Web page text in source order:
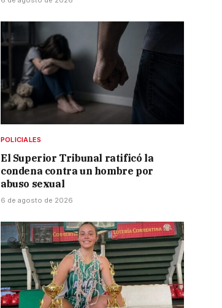
POLICIALES
El Superior Tribunal ratificó la
condena contra un hombre por
abuso sexual
6 de agosto de 2026